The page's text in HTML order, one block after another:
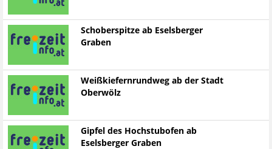
Schoberspitze ab Eselsberger
Graben
Weißkiefernrundweg ab der Stadt
Oberwölz
Gipfel des Hochstubofen ab
Eselsberger Graben